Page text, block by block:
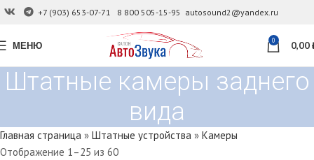
+7 (903) 653-07-71 8 800 505-15-95 autosound2@yandex.ru
МЕНЮ 0 0,00
Штатные камеры заднего
вида
Главная страница » Штатные устройства » Камеры
Отображение 1–25 из 60